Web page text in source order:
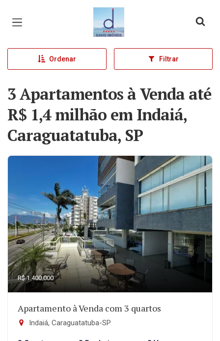
Página inicial
Ordenar Filtrar
3 Apartamentos à Venda até
R$ 1,4 milhão em Indaiá,
Caraguatatuba, SP
R$ 1.400.000
Apartamento à Venda com 3 quartos
Indaiá, Caraguatatuba-SP